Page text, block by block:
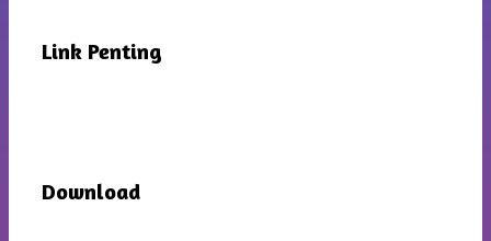
Link Penting
Download